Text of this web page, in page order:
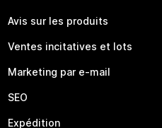
Avis sur les produits
Ventes incitatives et lots
Marketing par e-mail
SEO
Expédition